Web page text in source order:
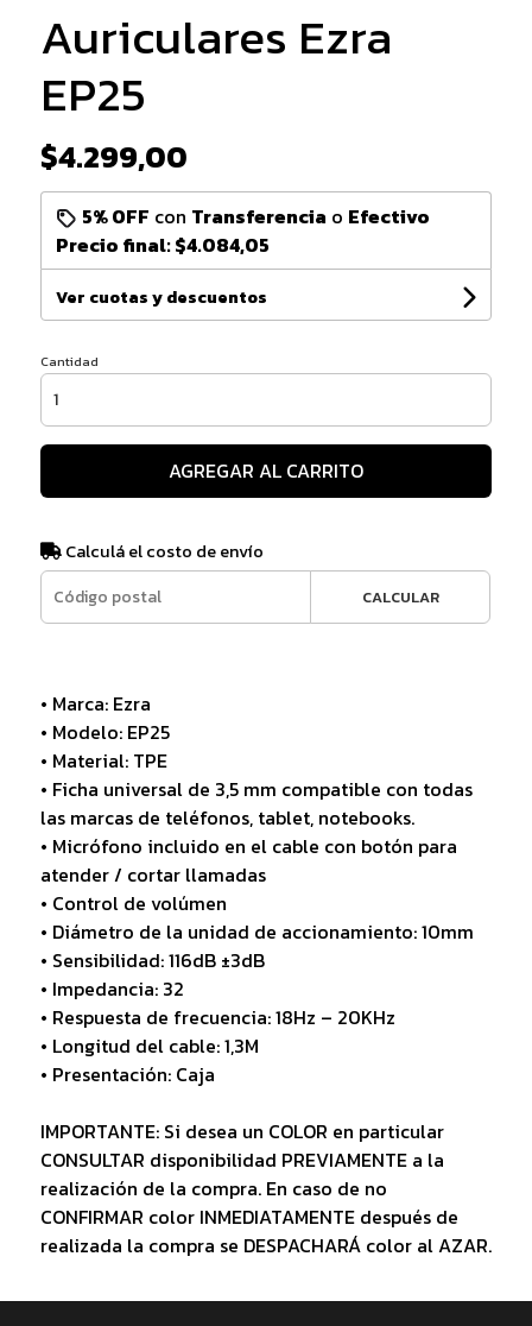
Auriculares Ezra
EP25
$4.299,00
5% OFF con Transferencia o Efectivo
Precio final:$4.084,05
Ver cuotas y descuentos
Cantidad
AGREGAR AL CARRITO
Calculá el costo de envío
CALCULAR
• Marca: Ezra
• Modelo: EP25
• Material: TPE
• Ficha universal de 3,5 mm compatible con todas
las marcas de teléfonos, tablet, notebooks.
• Micrófono incluido en el cable con botón para
atender / cortar llamadas
• Control de volúmen
• Diámetro de la unidad de accionamiento: 10mm
• Sensibilidad: 116dB ±3dB
• Impedancia: 32
• Respuesta de frecuencia: 18Hz – 20KHz
• Longitud del cable: 1,3M
• Presentación: Caja
IMPORTANTE: Si desea un COLOR en particular
CONSULTAR disponibilidad PREVIAMENTE a la
realización de la compra. En caso de no
CONFIRMAR color INMEDIATAMENTE después de
realizada la compra se DESPACHARÁ color al AZAR.